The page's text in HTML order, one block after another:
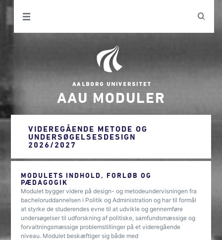
AAU MODULER
VIDEREGÅENDE METODE OG
UNDERSØGELSESDESIGN
2026/2027
MODULETS INDHOLD, FORLØB OG
PÆDAGOGIK
Modulet bygger videre på design- og metodeundervisningen fra
bacheloruddannelsen i Politik og Administration og har til formål
at styrke de studerendes evne til at udvikle og gennemføre
undersøgelser til udforskning af politiske, samfundsmæssige og
forvaltningsmæssige problemstillinger på et videregående
niveau. Modulet beskæftiger sig både med